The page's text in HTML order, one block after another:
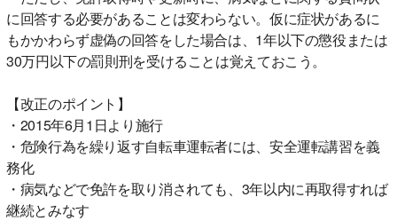
に回答する必要があることは変わらない。仮に症状があるに
もかかわらず虚偽の回答をした場合は、1年以下の懲役または
30万円以下の罰則刑を受けることは覚えておこう。
【改正のポイント】
・2015年6月1日より施行
・危険行為を繰り返す自転車運転者には、安全運転講習を義
務化
・病気などで免許を取り消されても、3年以内に再取得すれば
継続とみなす